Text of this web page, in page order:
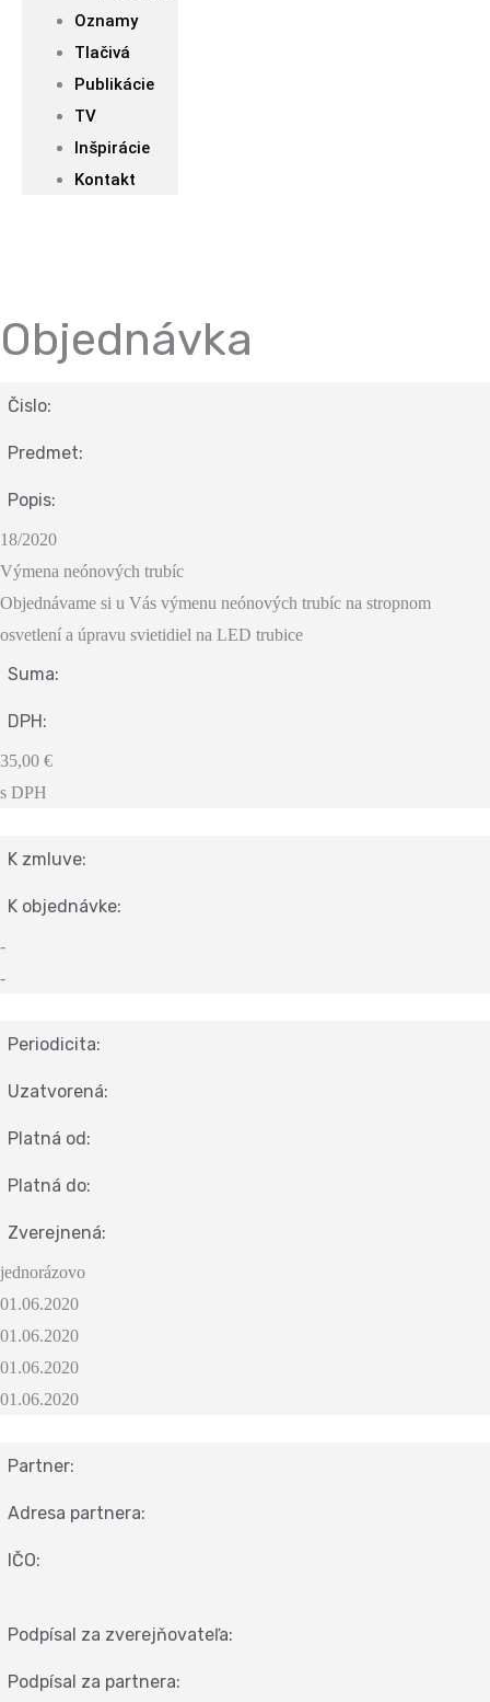
Oznamy
Tlačivá
Publikácie
TV
Inšpirácie
Kontakt
Objednávka
Čislo:
Predmet:
Popis:
18/2020
Výmena neónových trubíc
Objednávame si u Vás výmenu neónových trubíc na stropnom
osvetlení a úpravu svietidiel na LED trubice
Suma:
DPH:
35,00 €
s DPH
K zmluve:
K objednávke:
-
-
Periodicita:
Uzatvorená:
Platná od:
Platná do:
Zverejnená:
jednorázovo
01.06.2020
01.06.2020
01.06.2020
01.06.2020
Partner:
Adresa partnera:
IČO:
Podpísal za zverejňovateľa:
Podpísal za partnera: